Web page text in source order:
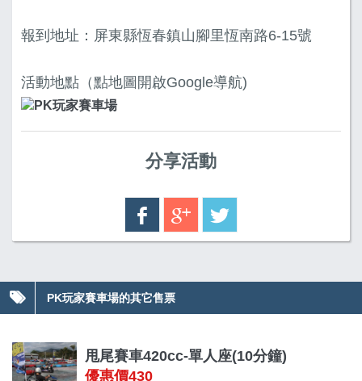
報到地址：屏東縣恆春鎮山腳里恆南路6-15號
活動地點（點地圖開啟Google導航)
分享活動
PK玩家賽車場的其它售票
甩尾賽車420cc-單人座(10分鐘)
優惠價430